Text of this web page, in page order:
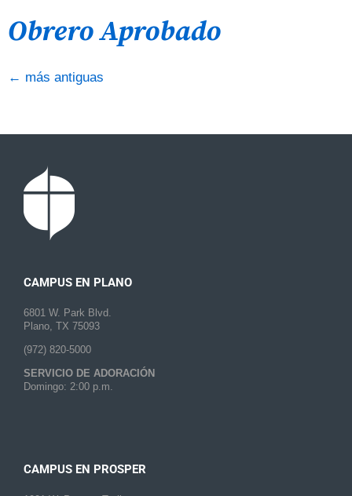
Obrero Aprobado
← más antiguas
CAMPUS EN PLANO
6801 W. Park Blvd.
Plano, TX 75093
(972) 820-5000
SERVICIO DE ADORACIÓN
Domingo: 2:00 p.m.
CAMPUS EN PROSPER